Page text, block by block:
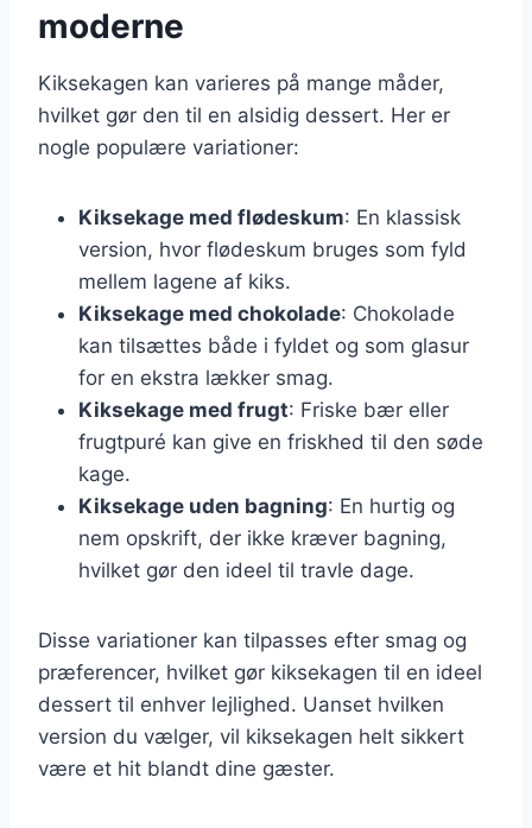
moderne
Kiksekagen kan varieres på mange måder,
hvilket gør den til en alsidig dessert. Her er
nogle populære variationer:
Kiksekage med flødeskum: En klassisk
version, hvor flødeskum bruges som fyld
mellem lagene af kiks.
Kiksekage med chokolade: Chokolade
kan tilsættes både i fyldet og som glasur
for en ekstra lækker smag.
Kiksekage med frugt: Friske bær eller
frugtpuré kan give en friskhed til den søde
kage.
Kiksekage uden bagning: En hurtig og
nem opskrift, der ikke kræver bagning,
hvilket gør den ideel til travle dage.
Disse variationer kan tilpasses efter smag og
præferencer, hvilket gør kiksekagen til en ideel
dessert til enhver lejlighed. Uanset hvilken
version du vælger, vil kiksekagen helt sikkert
være et hit blandt dine gæster.